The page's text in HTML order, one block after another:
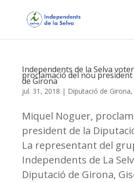
Independents de la Selva
proclamació del nou
de Girona
jul. 31, 2018 | Diputació de Girona,
Miquel Noguer,
president de la
La representant del
Independents de La
Diputació de Girona,